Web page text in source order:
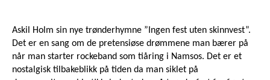
Askil Holm sin nye trønderhymne ”Ingen fest uten skinnvest”.
Det er en sang om de pretensiøse drømmene man bærer på
når man starter rockeband som tiåring i Namsos. Det er et
nostalgisk tilbakeblikk på tiden da man siklet på